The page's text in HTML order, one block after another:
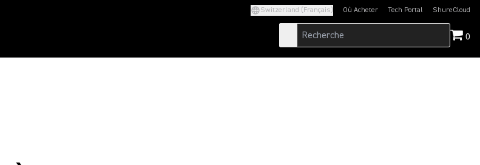
Switzerland (Français) Où Acheter Tech Portal
(Opens in a new tab)ShureCloud
(Opens in a new
0